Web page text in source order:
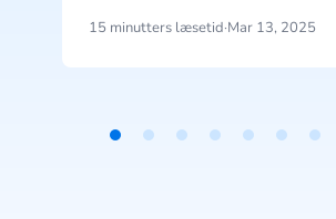
15 minutters læsetid·Mar 13, 2025